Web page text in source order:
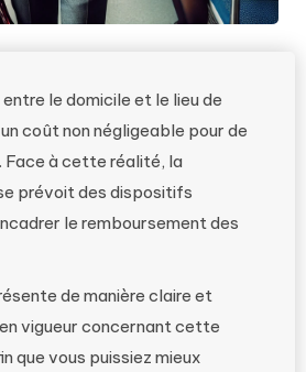
le domicile et le lieu de
coût non négligeable pour de
Face à cette réalité, la
prévoit des dispositifs
le remboursement des
de manière claire et
vigueur concernant cette
que vous puissiez mieux